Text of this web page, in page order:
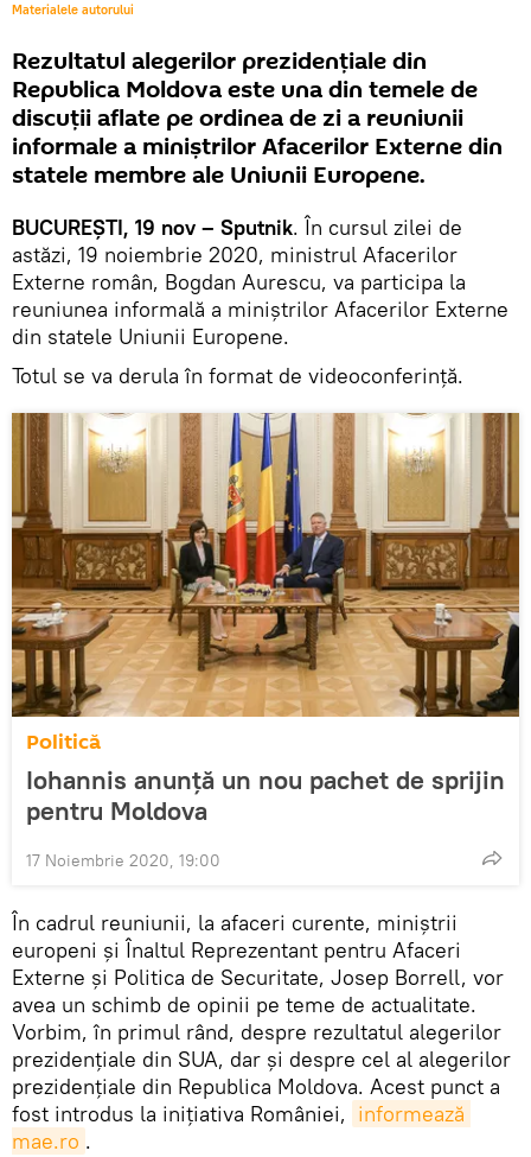
Materialele autorului
Rezultatul alegerilor prezidențiale din
Republica Moldova este una din temele de
discuții aflate pe ordinea de zi a reuniunii
informale a miniștrilor Afacerilor Externe din
statele membre ale Uniunii Europene.
BUCUREȘTI, 19 nov – Sputnik. În cursul zilei de
astăzi, 19 noiembrie 2020, ministrul Afacerilor
Externe român, Bogdan Aurescu, va participa la
reuniunea informală a miniștrilor Afacerilor Externe
din statele Uniunii Europene.
Totul se va derula în format de videoconferință.
Politică
Iohannis anunță un nou pachet de sprijin
pentru Moldova
17 Noiembrie 2020, 19:00
În cadrul reuniunii, la afaceri curente, miniştrii
europeni şi Înaltul Reprezentant pentru Afaceri
Externe şi Politica de Securitate, Josep Borrell, vor
avea un schimb de opinii pe teme de actualitate.
Vorbim, în primul rând, despre rezultatul alegerilor
prezidenţiale din SUA, dar și despre cel al alegerilor
prezidențiale din Republica Moldova. Acest punct a
fost introdus la inițiativa României, informează
mae.ro .